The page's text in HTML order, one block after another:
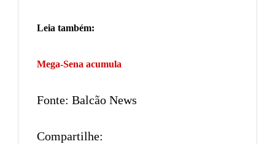
Leia também:
Mega-Sena acumula
Fonte: Balcão News
Compartilhe: